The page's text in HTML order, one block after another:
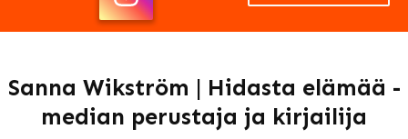
Sanna Wikström | Hidasta elämää -
median perustaja ja kirjailija